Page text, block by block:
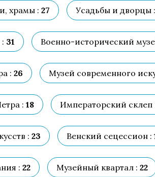
храмы : 27 Усадьбы и дворцы :
31 Военно-исторический
: 26 Музей современного
: 18 Императорский склеп
: 23 Венский сецессион :
: 22 Музейный квартал : 22